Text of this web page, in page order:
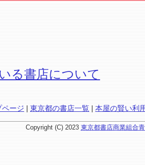
る書店について
ページ | 東京都の書店一覧 | 本屋の賢い利
Copyright (C) 2023 東京都書店商業組合